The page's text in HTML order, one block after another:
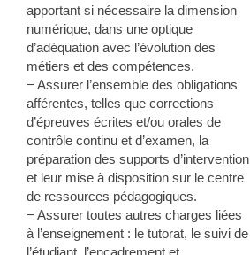
apportant si nécessaire la dimension
numérique, dans une optique
d’adéquation avec l’évolution des
métiers et des compétences.
− Assurer l’ensemble des obligations
afférentes, telles que corrections
d’épreuves écrites et/ou orales de
contrôle continu et d’examen, la
préparation des supports d’intervention
et leur mise à disposition sur le centre
de ressources pédagogiques.
− Assurer toutes autres charges liées
à l’enseignement : le tutorat, le suivi de
l’étudiant, l’encadrement et